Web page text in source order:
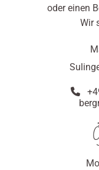
oder einen
Wir
